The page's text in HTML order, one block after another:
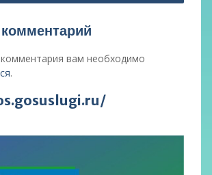
вам необходимо
.